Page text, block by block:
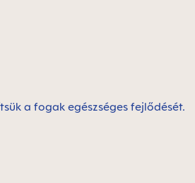
a fogak egészséges fejlődését.